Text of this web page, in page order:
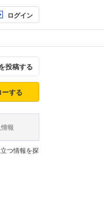
ログイン
投稿する
する
報
つ情報を探